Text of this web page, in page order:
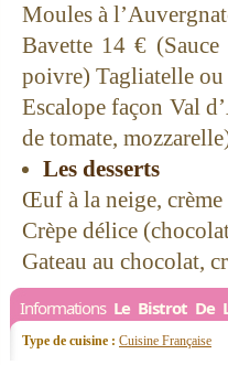
Moules à
Bavette 14 € (Sauce
poivre) Tagliatelle
Escalope façon Val
de tomate,
Les desserts
Œuf à la neige, crème
Crèpe délice
Gateau au chocolat,
Informations Le Bistrot De
Type de cuisine : Cuisine Française